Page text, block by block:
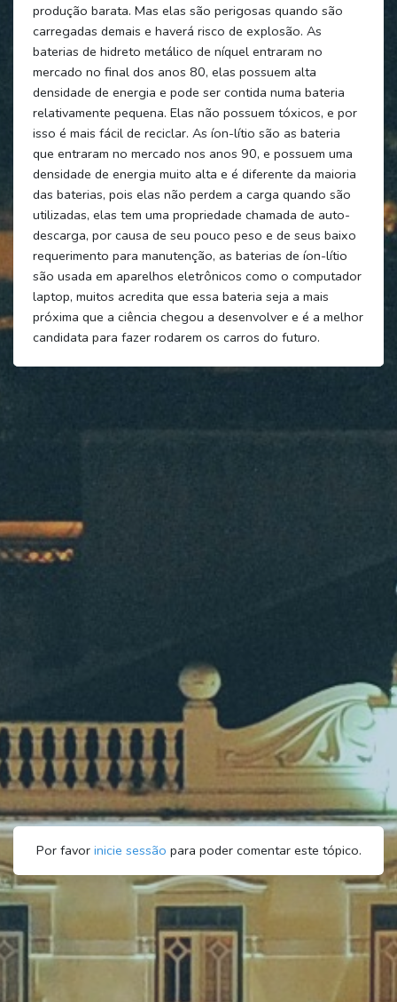
produção barata. Mas elas são perigosas quando são
carregadas demais e haverá risco de explosão. As
baterias de hidreto metálico de níquel entraram no
mercado no final dos anos 80, elas possuem alta
densidade de energia e pode ser contida numa bateria
relativamente pequena. Elas não possuem tóxicos, e por
isso é mais fácil de reciclar. As íon-lítio são as bateria
que entraram no mercado nos anos 90, e possuem uma
densidade de energia muito alta e é diferente da maioria
das baterias, pois elas não perdem a carga quando são
utilizadas, elas tem uma propriedade chamada de auto-
descarga, por causa de seu pouco peso e de seus baixo
requerimento para manutenção, as baterias de íon-lítio
são usada em aparelhos eletrônicos como o computador
laptop, muitos acredita que essa bateria seja a mais
próxima que a ciência chegou a desenvolver e é a melhor
candidata para fazer rodarem os carros do futuro.
Por favor inicie sessão para poder comentar este tópico.